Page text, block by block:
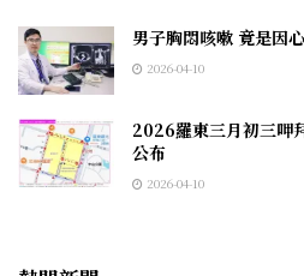
男子胸悶咳嗽 竟是因
2026-04-10
2026羅東三月初三呷
公布
2026-04-10